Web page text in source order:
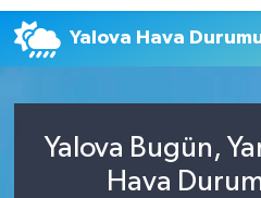
Yalova Hava
Yalova Bugün,
Hava
Süper Lig Puan Durumu
Son Dakika Haberleri